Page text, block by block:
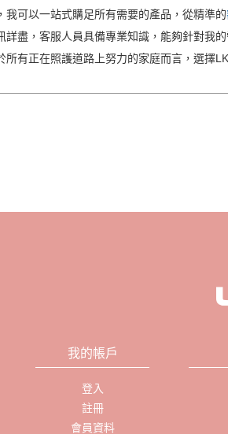
我可以一站式購足所有需要的產品，從精準的
詳盡，客服人員具備專業知識，能夠針對我
所有正在照護道路上努力的家庭而言，選擇
我的帳戶
登入
註冊
會員資料